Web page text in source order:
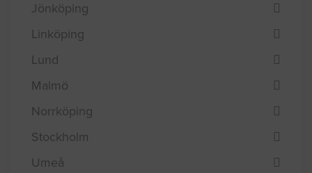
Jönköping
Linköping
Lund
Malmö
Norrköping
Stockholm
Umeå